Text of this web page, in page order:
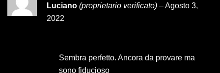
Valutato5 su
5
Luciano (proprietario verificato) –Agosto 3,
2022
Sembra perfetto. Ancora da provare ma
sono fiducioso